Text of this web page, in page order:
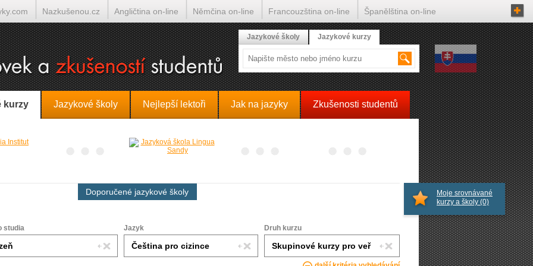
kurzy Jazykové školy Nejlepší lektoři Jak na jazyky Zkušenosti studentů
Doporučené jazykové školy
studia Jazyk Druh kurzu
Moje srovnávané
kurzy a školy (0)
Jazykové školy Jazykové kurzy
Nazkušenou.cz Angličtina on-line Němčina on-line Francouzština on-line Španělština on-line